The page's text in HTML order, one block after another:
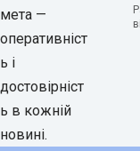
мета —
оперативніст
ь і
достовірніст
ь в кожній
новині.